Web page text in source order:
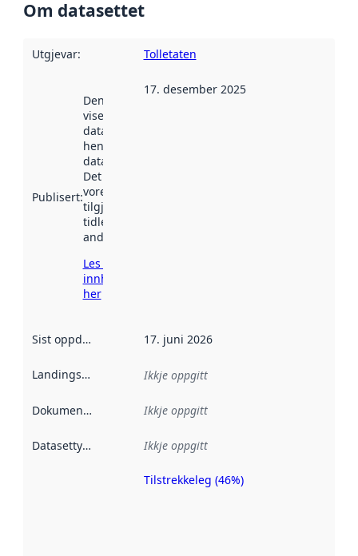
Om datasettet
Utgjevar: Tolletaten
Publisert:
Denne datoen
viser når
datasettet vart
henta inn av
data.norge.no.
Det kan ha
vore
tilgjengeleg
tidlegare
andre stader.
Les meir om
innhenting
her
17. desember 2025
Sist oppdatert 17. juni 2026
Landingsside Ikkje oppgitt
Dokumentasjon Ikkje oppgitt
Datasettype Ikkje oppgitt
Metadatakvalitet
Tilstrekkeleg (46%)